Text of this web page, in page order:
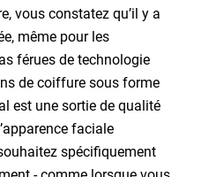
vous constatez qu’il y a
même pour les
férues de technologie
de coiffure sous forme
est une sortie de qualité
faciale
spécifiquement